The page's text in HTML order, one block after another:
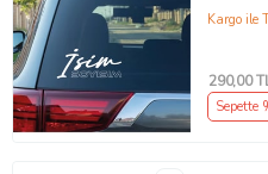
Kargo ile
290,00
Sepette